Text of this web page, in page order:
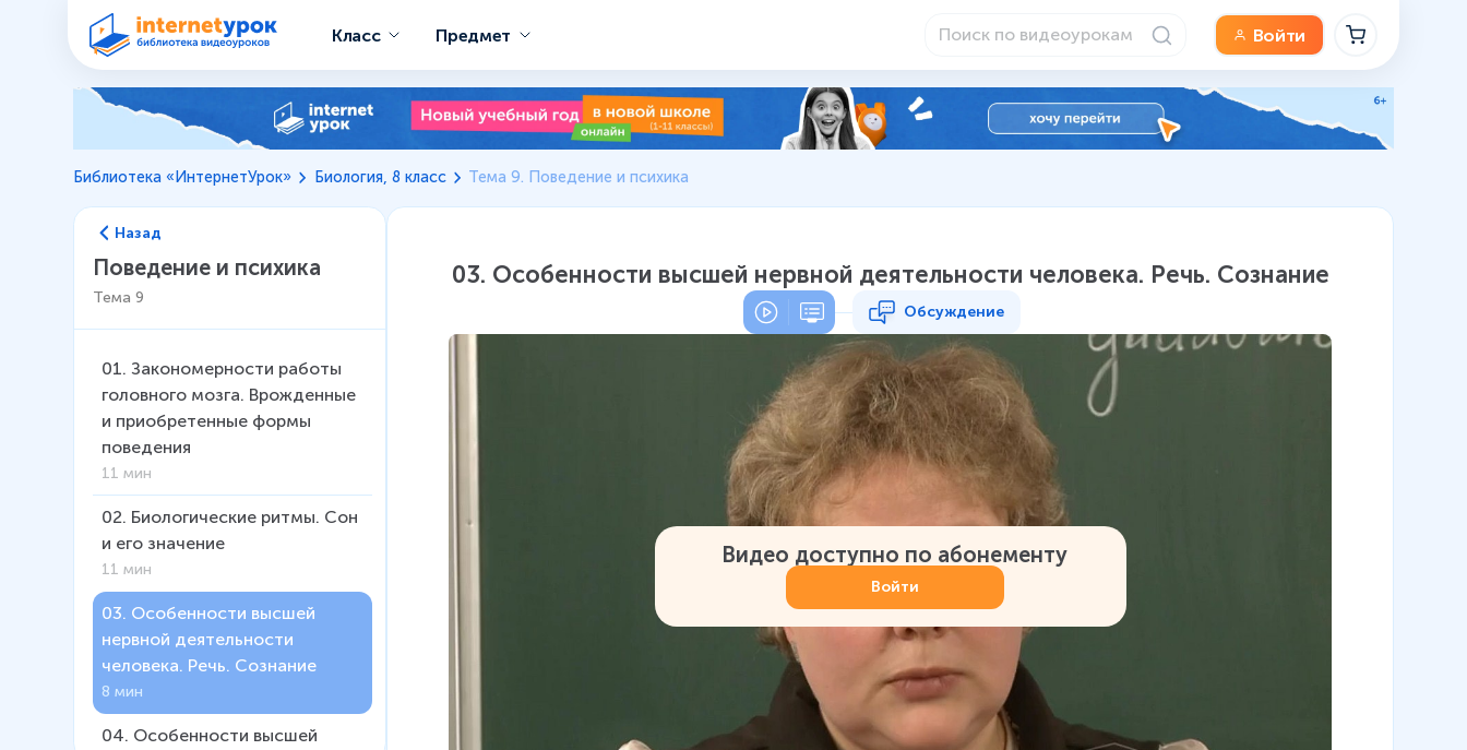
Класс Предмет Войти
Библиотека «ИнтернетУрок» Биология, 8 класс Тема 9. Поведение и психика
Назад
Поведение и психика
Тема 9
01. Закономерности работы
головного мозга. Врожденные
и приобретенные формы
поведения
11 мин
02. Биологические ритмы. Сон
и его значение
11 мин
03. Особенности высшей
нервной деятельности
человека. Речь. Сознание
8 мин
04. Особенности высшей
03. Особенности высшей нервной деятельности человека. Речь. Сознание
Обсуждение
Видео доступно по абонементу
Войти